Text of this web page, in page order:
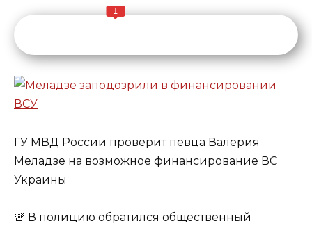
1
ГУ МВД России проверит певца Валерия
Меладзе на возможное финансирование ВС
Украины
🚨 В полицию обратился общественный